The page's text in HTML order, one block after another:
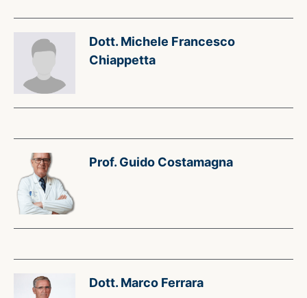
Dott. Michele Francesco
Chiappetta
Prof. Guido Costamagna
Dott. Marco Ferrara